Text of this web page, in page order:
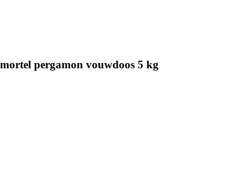
pergamon vouwdoos 5 kg